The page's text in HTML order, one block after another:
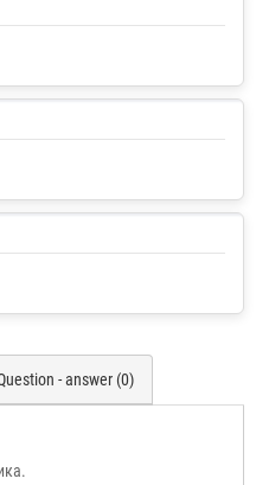
- answer (0)